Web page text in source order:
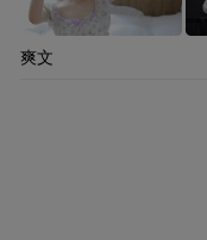
爽文